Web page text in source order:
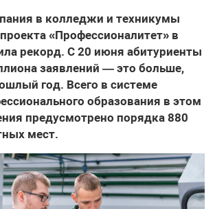
в колледжи и техникумы
«Профессионалитет» в
рекорд. С 20 июня абитуриенты
заявлений — это больше,
год. Всего в системе
образования в этом
предусмотрено порядка 880
мест.